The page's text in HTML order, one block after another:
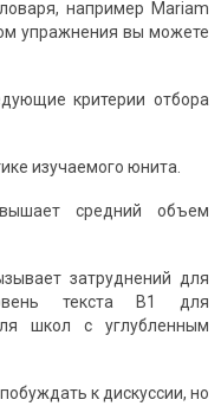
например Mariam
упражнения вы можете
критерии отбора
изучаемого юнита.
средний объем
затруднений для
текста B1 для
школ с углубленным
к дискуссии, но